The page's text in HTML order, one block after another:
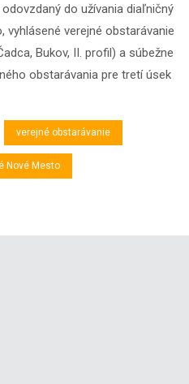
do užívania diaľničný
vyhlásené verejné obstarávanie
Bukov, II. profil) a súbežne
obstarávania pre tretí úsek
verejné obstarávanie
Nové Mesto